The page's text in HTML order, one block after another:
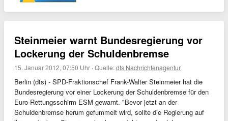
Steinmeier warnt Bundesregierung vor
Lockerung der Schuldenbremse
15. Januar 2012, 07:50 Uhr ·Quelle:dts Nachrichtenagentur
Berlin (dts) - SPD-Fraktionschef Frank-Walter Steinmeier hat die
Bundesregierung vor einer Lockerung der Schuldenbremse für den
Euro-Rettungsschirm ESM gewarnt. "Bevor jetzt an der
Schuldenbremse herum gefummelt wird, sollte die Regierung auf